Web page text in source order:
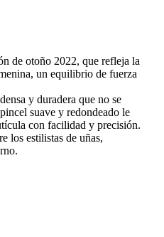
de otoño 2022, que refleja la
un equilibrio de fuerza
y duradera que no se
suave y redondeado le
con facilidad y precisión.
los estilistas de uñas,